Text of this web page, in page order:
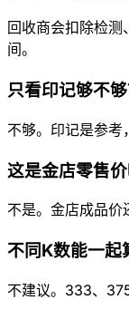
回收商会扣除检
间。
只看印记够不够
不够。印记是参考
这是金店零售价
不是。金店成品价
不同K数能一起
不建议。333、